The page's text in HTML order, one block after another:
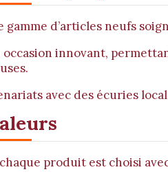
gamme d’articles neufs
occasion innovant,
avec des écuries
produit est choisi